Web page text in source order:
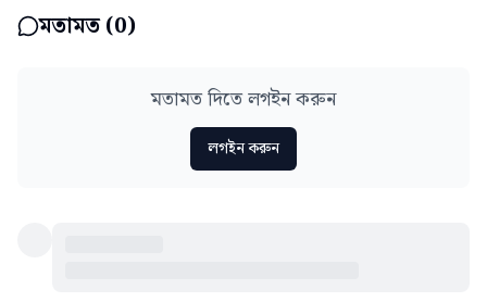
মতামত (0)
মতামত দিতে লগইন করুন
লগইন করুন